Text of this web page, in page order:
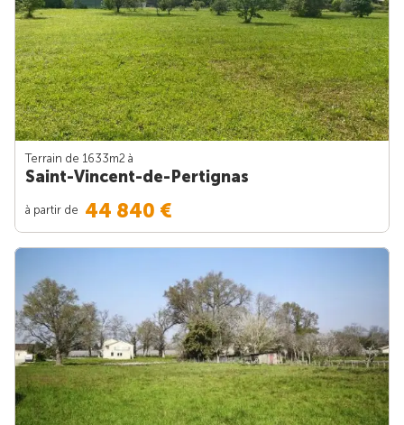
Terrain de 1633m2 à
Saint-Vincent-de-Pertignas
à partir de 44 840 €